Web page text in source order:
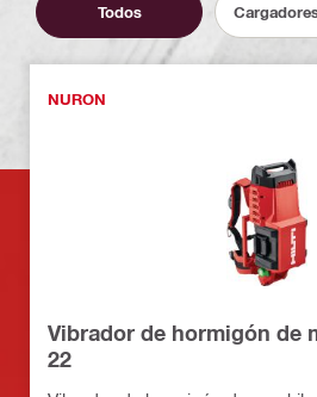
Todos
NURON
Vibrador de hormigón de
22